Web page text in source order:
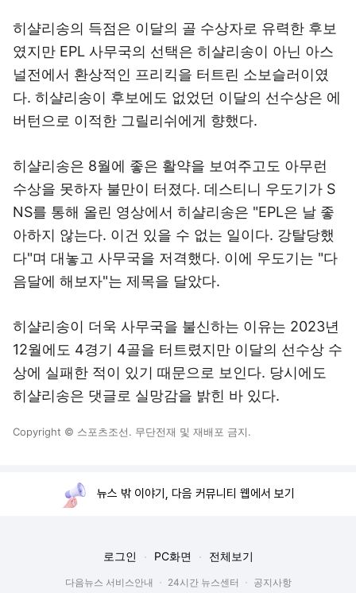
히샬리송의 득점은 이달의 골 수상자로 유력한 후보
였지만 EPL 사무국의 선택은 히샬리송이 아닌 아스
널전에서 환상적인 프리킥을 터트린 소보슬러이였
다. 히샬리송이 후보에도 없었던 이달의 선수상은 에
버턴으로 이적한 그릴리쉬에게 향했다.
히샬리송은 8월에 좋은 활약을 보여주고도 아무런
수상을 못하자 불만이 터졌다. 데스티니 우도기가 S
NS를 통해 올린 영상에서 히샬리송은 "EPL은 날 좋
아하지 않는다. 이건 있을 수 없는 일이다. 강탈당했
다"며 대놓고 사무국을 저격했다. 이에 우도기는 "다
음달에 해보자"는 제목을 달았다.
히샬리송이 더욱 사무국을 불신하는 이유는 2023년
12월에도 4경기 4골을 터트렸지만 이달의 선수상 수
상에 실패한 적이 있기 때문으로 보인다. 당시에도
히샬리송은 댓글로 실망감을 밝힌 바 있다.
Copyright © 스포츠조선. 무단전재 및 재배포 금지.
뉴스 밖 이야기, 다음 커뮤니티 웹에서 보기
로그인 PC화면 전체보기
다음뉴스 서비스안내 24시간 뉴스센터 공지사항